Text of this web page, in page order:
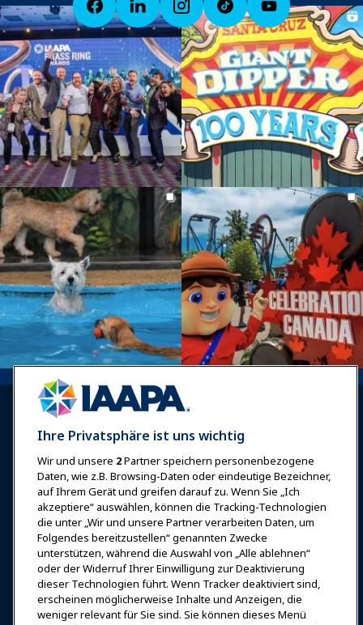
Anmelden Jetzt beitreten
Auszeichnungen Karrieren
Kontakt
Expos & Veranstaltungen
News & Funwelt
Ihre Privatsphäre ist uns wichtig
Wir und unsere 2Partner speichern personenbezogene
Daten, wie z.B. Browsing-Daten oder eindeutige Bezeichner,
auf Ihrem Gerät und greifen darauf zu. Wenn Sie „Ich
akzeptiere“ auswählen, können die Tracking-Technologien
die unter „Wir und unsere Partner verarbeiten Daten, um
Folgendes bereitzustellen“ genannten Zwecke
unterstützen, während die Auswahl von „Alle ablehnen“
oder der Widerruf Ihrer Einwilligung zur Deaktivierung
dieser Technologien führt. Wenn Tracker deaktiviert sind,
erscheinen möglicherweise Inhalte und Anzeigen, die
weniger relevant für Sie sind. Sie können dieses Menü